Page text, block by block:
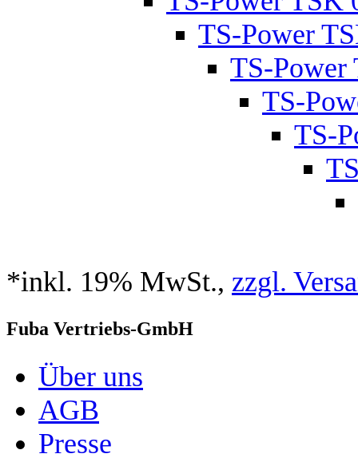
TS-Power
TS-Power
TS-
TS-
*inkl. 19% MwSt., zzgl.
Fuba Vertriebs-GmbH
Über uns
AGB
Presse